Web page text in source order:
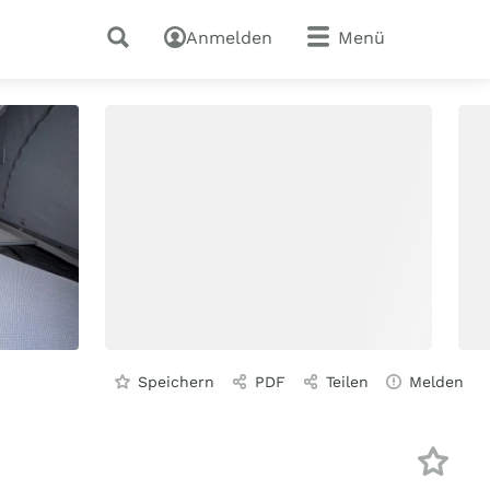
Anmelden Menü
Speichern PDF Teilen Melden